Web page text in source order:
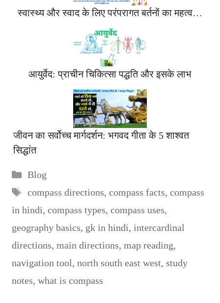
स्वास्थ्य और स्वाद के लिए परंपरागत बर्तनों का महत्व…
आयुर्वेद: प्राचीन चिकित्सा पद्धति और इसके लाभ
जीवन का सर्वोच्च मार्गदर्शन: भगवद गीता के 5 शाश्वत
सिद्धांत
Categories
Blog
Tags
compass directions, compass facts, compass
in hindi, compass types, compass uses,
geography basics, gk in hindi, intercardinal
directions, main directions, map reading,
navigation tool, north south east west, study
notes, what is compass